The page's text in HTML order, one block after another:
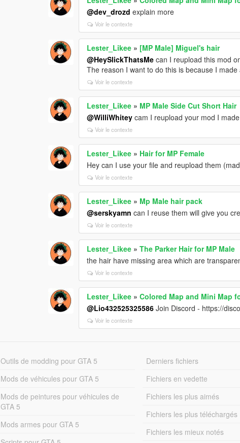
@dev_drozd explain more
Voir le contexte
Lester_Likee » [MP Male] Miguel's hair
@HeySlickThatsMe can I reupload this mod
The reason I want to do this is because I
Voir le contexte
Lester_Likee » MP Male Side Cut Short Hair
@WilliWhitey cam I reupload your mod I
Voir le contexte
Lester_Likee » Hair for MP Female
Hey can I use your file and reupload them
Voir le contexte
Lester_Likee » Mp Male hair pack
@serskyamn can I reuse them will give you
Voir le contexte
Lester_Likee »The Parker Hair for MP Male
the hair have missing area which are
Voir le contexte
Lester_Likee »Colored Map and Mini Map
@Lio432525325586 Join Discord - https://
Voir le contexte
Outils de modding pour GTA 5
Mods de véhicules pour GTA 5
Mods de peintures pour véhicules de
GTA 5
Mods armes pour GTA 5
Derniers fichiers
Fichiers en vedette
Fichiers les plus aimés
Fichiers les plus téléchargés
Fichiers les mieux notés